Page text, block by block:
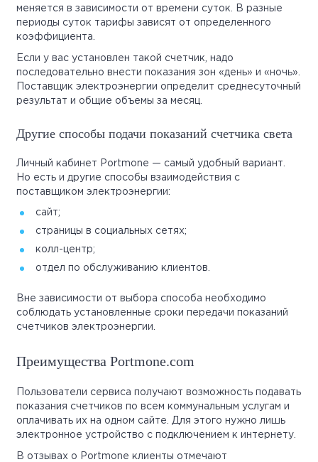
меняется в зависимости от времени суток. В разные
периоды суток тарифы зависят от определенного
коэффициента.
Если у вас установлен такой счетчик, надо
последовательно внести показания зон «день» и «ночь».
Поставщик электроэнергии определит среднесуточный
результат и общие объемы за месяц.
Другие способы подачи показаний счетчика света
Личный кабинет Portmone — самый удобный вариант.
Но есть и другие способы взаимодействия с
поставщиком электроэнергии:
сайт;
страницы в социальных сетях;
колл-центр;
отдел по обслуживанию клиентов.
Вне зависимости от выбора способа необходимо
соблюдать установленные сроки передачи показаний
счетчиков электроэнергии.
Преимущества Portmone.com
Пользователи сервиса получают возможность подавать
показания счетчиков по всем коммунальным услугам и
оплачивать их на одном сайте. Для этого нужно лишь
электронное устройство с подключением к интернету.
В отзывах о Portmone клиенты отмечают